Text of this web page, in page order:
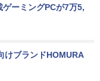
ーミングPCが7万5,
けブランドHOMURA